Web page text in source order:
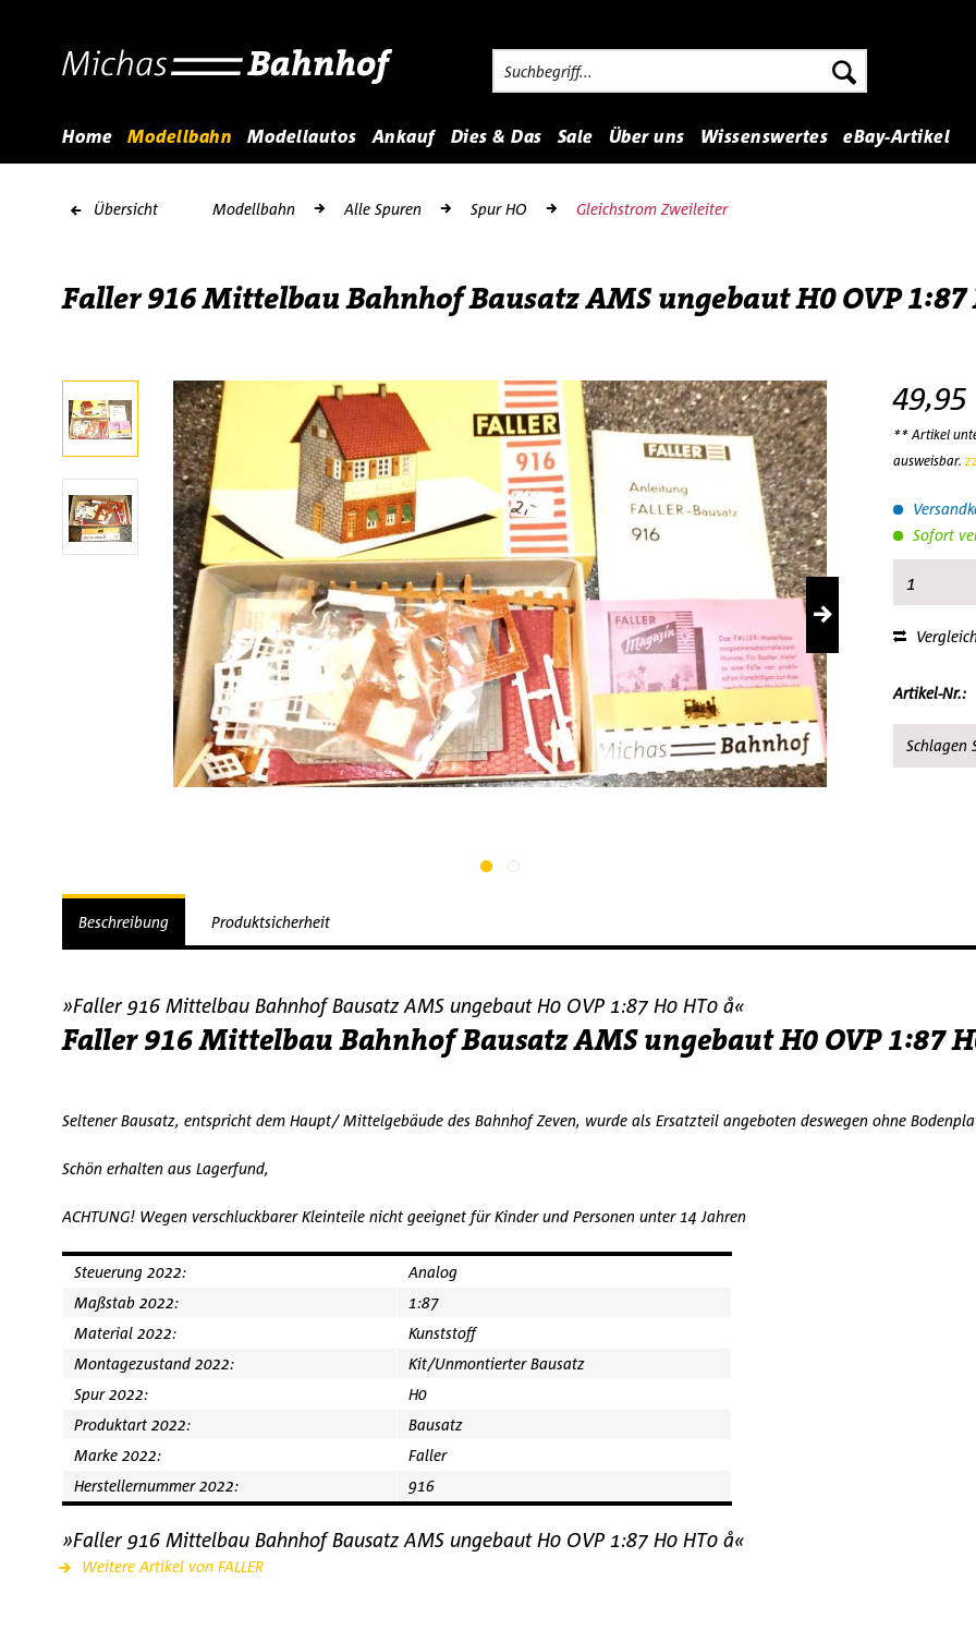
Home Modellbahn Modellautos Ankauf Dies & Das Sale Über uns Wissenswertes eBay-Artikel
Übersicht Modellbahn Alle Spuren Spur HO Gleichstrom Zweileiter
Faller 916 Mittelbau Bahnhof Bausatz AMS ungebaut H0 OVP 1:87
** Artikel
ausweisbar.
Sofort
Artikel-Nr.:
Schlagen
Beschreibung Produktsicherheit
»Faller 916 Mittelbau Bahnhof Bausatz AMS ungebaut H0 OVP 1:87 H0 HT0 å«
Faller 916 Mittelbau Bahnhof Bausatz AMS ungebaut H0 OVP 1:87
Seltener Bausatz, entspricht dem Haupt/ Mittelgebäude des Bahnhof Zeven, wurde als Ersatzteil angeboten deswegen ohne
Schön erhalten aus Lagerfund,
ACHTUNG! Wegen verschluckbarer Kleinteile nicht geeignet für Kinder und Personen unter 14 Jahren
Steuerung 2022:
Analog
Maßstab 2022:
1:87
Material 2022:
Kunststoff
Montagezustand 2022:
Kit/Unmontierter Bausatz
Spur 2022:
H0
Produktart 2022:
Bausatz
Marke 2022:
Faller
Herstellernummer 2022:
916
»Faller 916 Mittelbau Bahnhof Bausatz AMS ungebaut H0 OVP 1:87 H0 HT0 å«
Weitere Artikel von FALLER